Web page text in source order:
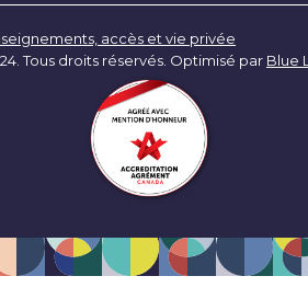
accès et vie privée
Tous droits réservés. Optimisé par Blue